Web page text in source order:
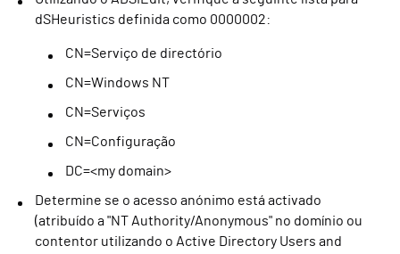
dSHeuristics definida como 0000002:
CN=Serviço de directório
CN=Windows NT
CN=Serviços
CN=Configuração
DC=<my domain>
Determine se o acesso anónimo está activado
(atribuído a "NT Authority/Anonymous" no domínio ou
contentor utilizando o Active Directory Users and